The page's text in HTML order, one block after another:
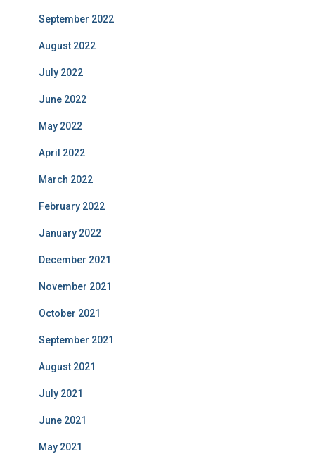
September 2022
August 2022
July 2022
June 2022
May 2022
April 2022
March 2022
February 2022
January 2022
December 2021
November 2021
October 2021
September 2021
August 2021
July 2021
June 2021
May 2021